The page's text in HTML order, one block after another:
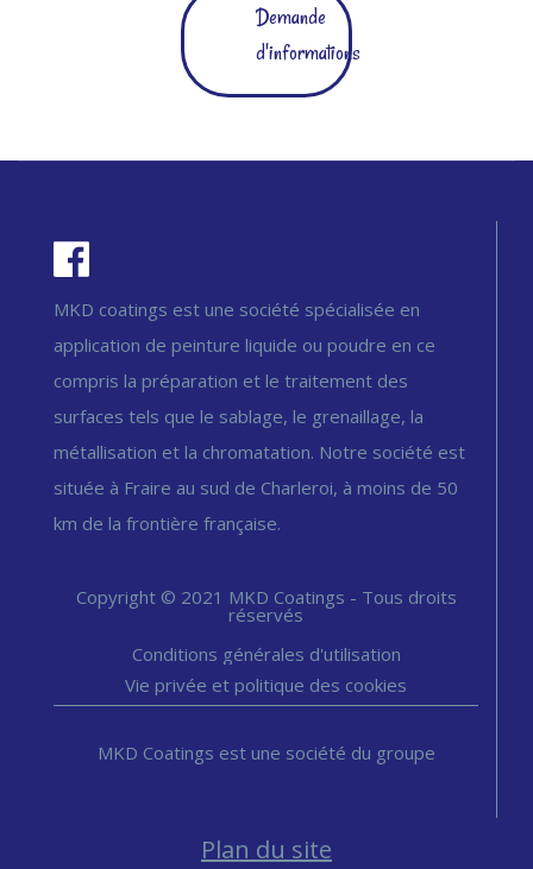
Demande
d'informations
MKD coatings est une société spécialisée en
application de peinture liquide ou poudre en ce
compris la préparation et le traitement des
surfaces tels que le sablage, le grenaillage, la
métallisation et la chromatation. Notre société est
située à Fraire au sud de Charleroi, à moins de 50
km de la frontière française.
Copyright © 2021 MKD Coatings - Tous droits
réservés
Conditions générales d'utilisation
Vie privée et politique des cookies
MKD Coatings est une société du groupe
Plan du site